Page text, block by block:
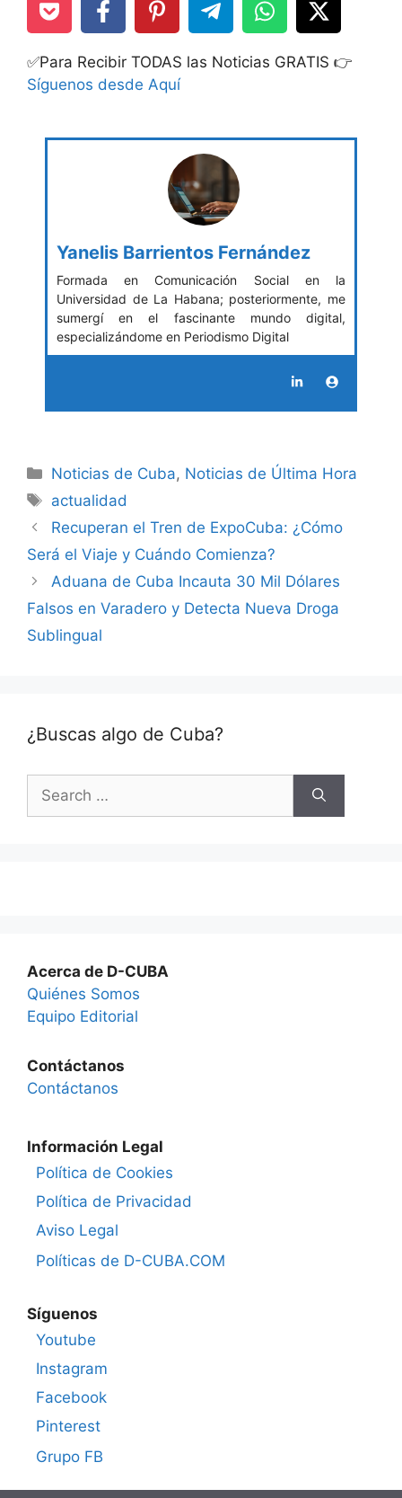
✅Para Recibir TODAS las Noticias GRATIS 👉
Síguenos desde Aquí
Yanelis Barrientos Fernández
Formada en Comunicación Social en la
Universidad de La Habana; posteriormente, me
sumergí en el fascinante mundo digital,
especializándome en Periodismo Digital
Categories
Noticias de Cuba, Noticias de Última Hora
Tags
actualidad
Recuperan el Tren de ExpoCuba: ¿Cómo
Será el Viaje y Cuándo Comienza?
Aduana de Cuba Incauta 30 Mil Dólares
Falsos en Varadero y Detecta Nueva Droga
Sublingual
¿Buscas algo de Cuba?
for:
Acerca de D-CUBA
Quiénes Somos
Equipo Editorial
Contáctanos
Contáctanos
Información Legal
Política de Cookies
Política de Privacidad
Aviso Legal
Políticas de D-CUBA.COM
Síguenos
Youtube
Instagram
Facebook
Pinterest
Grupo FB